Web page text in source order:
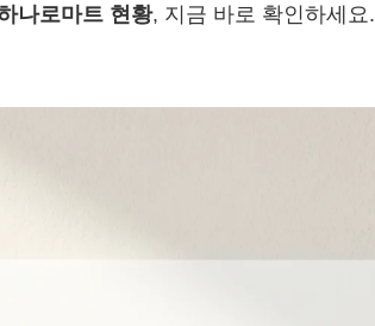
나로마트 현황, 지금 바로 확인하세요.